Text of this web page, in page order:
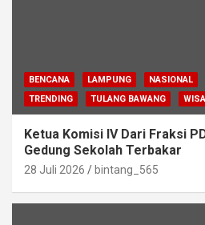
BENCANA LAMPUNG NASIONAL
TRENDING
TULANG BAWANG
Ketua Komisi IV Dari Fraksi
Gedung Sekolah Terbakar
28 Juli 2026 bintang_565